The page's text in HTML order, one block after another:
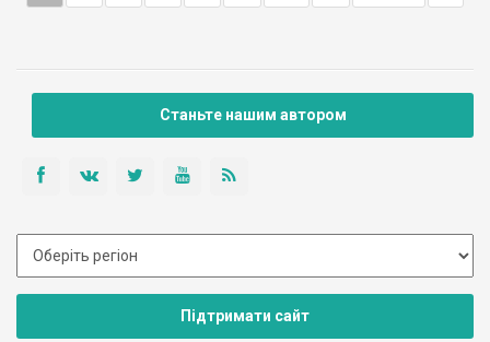
Станьте нашим автором
Підтримати сайт